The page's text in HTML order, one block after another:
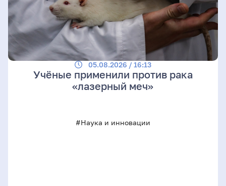
05.08.2026 / 16:13
Учёные применили против рака
«лазерный меч»
#Наука и инновации